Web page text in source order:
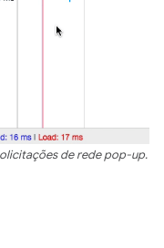
de rede pop-up.